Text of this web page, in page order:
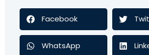
Facebook
WhatsApp